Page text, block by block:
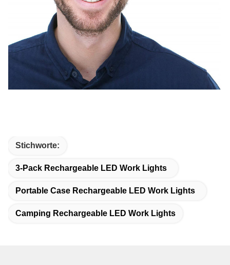
Stichworte:
3-Pack Rechargeable LED Work Lights
Portable Case Rechargeable LED Work Lights
Camping Rechargeable LED Work Lights